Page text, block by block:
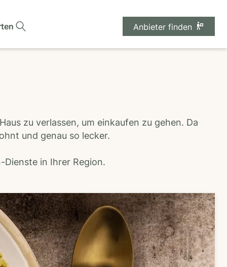
Anbieter finden
zu verlassen, um einkaufen zu gehen. Da
und genau so lecker.
Dienste in Ihrer Region.